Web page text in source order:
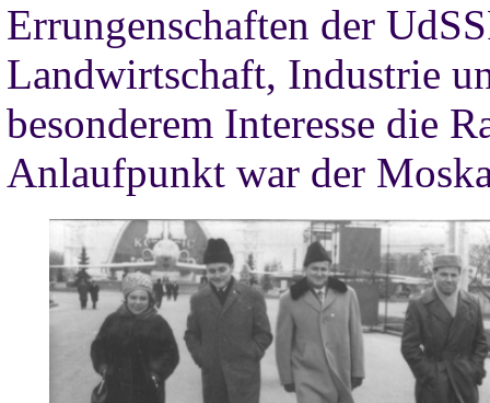
Errungenschaften der
Landwirtschaft, Industrie
besonderem Interesse die
Anlaufpunkt war der